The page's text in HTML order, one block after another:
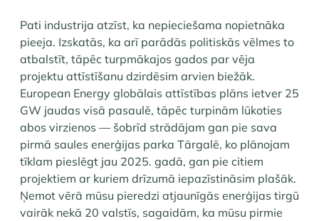
Pati industrija atzīst, ka nepieciešama nopietnāka
pieeja. Izskatās, ka arī parādās politiskās vēlmes to
atbalstīt, tāpēc turpmākajos gados par vēja
projektu attīstīšanu dzirdēsim arvien biežāk.
European Energy globālais attīstības plāns ietver 25
GW jaudas visā pasaulē, tāpēc turpinām lūkoties
abos virzienos — šobrīd strādājam gan pie sava
pirmā saules enerģijas parka Tārgalē, ko plānojam
tīklam pieslēgt jau 2025. gadā, gan pie citiem
projektiem ar kuriem drīzumā iepazīstināsim plašāk.
Ņemot vērā mūsu pieredzi atjaunīgās enerģijas tirgū
vairāk nekā 20 valstīs, sagaidām, ka mūsu pirmie